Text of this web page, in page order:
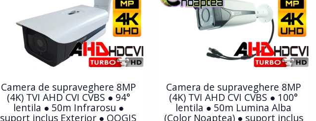
Camera de supraveghere 8MP
(4K) TVI AHD CVI CVBS ● 94°
lentila ● 50m Infrarosu ●
suport inclus Exterior ● OOGIS
Camera de supraveghere 8MP
(4K) TVI AHD CVI CVBS ● 100°
lentila ● 50m Lumina Alba
(Color Noaptea) ● suport inclus